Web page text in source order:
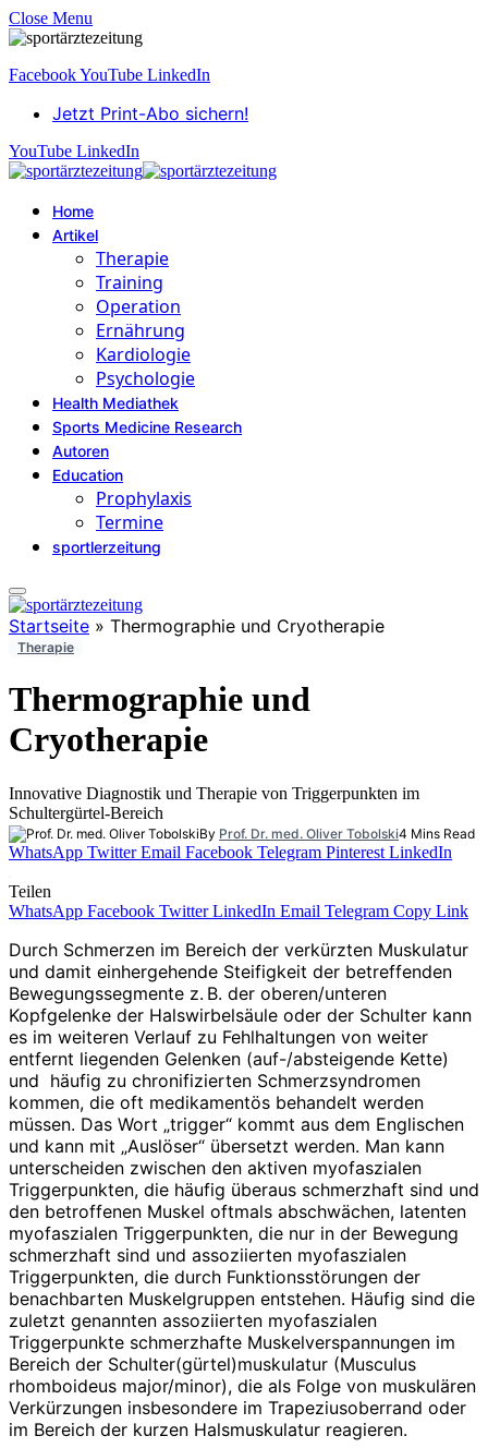
Close Menu
FacebookYouTube LinkedIn
Jetzt Print-Abo sichern!
YouTube LinkedIn
Home
Artikel
Therapie
Training
Operation
Ernährung
Kardiologie
Psychologie
Health Mediathek
Sports Medicine Research
Autoren
Education
Prophylaxis
Termine
sportlerzeitung
Startseite » Thermographie und Cryotherapie
Therapie
Thermographie und
Cryotherapie
Innovative Diagnostik und Therapie von Triggerpunkten im
Schultergürtel-Bereich
By Prof. Dr. med. Oliver Tobolski4 Mins Read
WhatsApp Twitter Email Facebook Telegram Pinterest LinkedIn
Teilen
WhatsApp Facebook Twitter LinkedIn Email Telegram Copy Link
Durch Schmerzen im Bereich der verkürzten Muskulatur
und damit einhergehende Steifigkeit der betreffenden
Bewegungssegmente z. B. der oberen/unteren
Kopfgelenke der Halswirbelsäule oder der Schulter kann
es im weiteren Verlauf zu Fehlhaltungen von weiter
entfernt liegenden Gelenken (auf-/absteigende Kette)
und häufig zu chronifizierten Schmerzsyndromen
kommen, die oft medikamentös behandelt werden
müssen. Das Wort „trigger“ kommt aus dem Englischen
und kann mit „Auslöser“ übersetzt werden. Man kann
unterscheiden zwischen den aktiven myofaszialen
Triggerpunkten, die häufig überaus schmerzhaft sind und
den betroffenen Muskel oftmals abschwächen, latenten
myofaszialen Triggerpunkten, die nur in der Bewegung
schmerzhaft sind und assoziierten myofaszialen
Triggerpunkten, die durch Funktionsstörungen der
benachbarten Muskelgruppen entstehen. Häufig sind die
zuletzt genannten assoziierten myofaszialen
Triggerpunkte schmerzhafte Muskelverspannungen im
Bereich der Schulter(gürtel)muskulatur (Musculus
rhomboideus major/minor), die als Folge von muskulären
Verkürzungen insbesondere im Trapeziusoberrand oder
im Bereich der kurzen Halsmuskulatur reagieren.